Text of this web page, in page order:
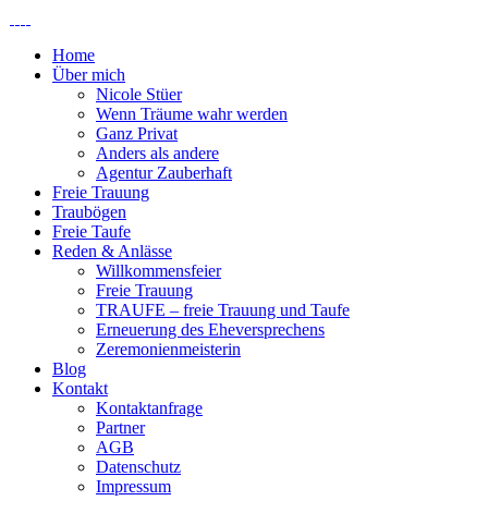
Home
Über mich
Nicole Stüer
Wenn Träume wahr werden
Ganz Privat
Anders als andere
Agentur Zauberhaft
Freie Trauung
Traubögen
Freie Taufe
Reden & Anlässe
Willkommensfeier
Freie Trauung
TRAUFE – freie Trauung und Taufe
Erneuerung des Eheversprechens
Zeremonienmeisterin
Blog
Kontakt
Kontaktanfrage
Partner
AGB
Datenschutz
Impressum